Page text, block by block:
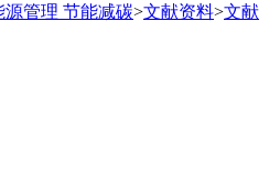
源管理 节能减碳>文献资料>文献